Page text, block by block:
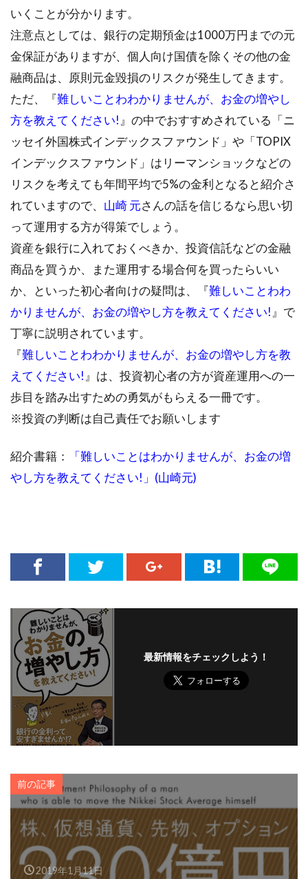
いくことが分かります。
注意点としては、銀行の定期預金は1000万円までの元
金保証がありますが、個人向け国債を除くその他の金
融商品は、原則元金毀損のリスクが発生してきます。
ただ、『難しいことわわかりませんが、お金の増やし
方を教えてください! 』の中でおすすめされている「ニ
ッセイ外国株式インデックスファウンド」や「TOPIX
インデックスファウンド」はリーマンショックなどの
リスクを考えても年間平均で5%の金利となると紹介さ
れていますので、 山崎 元さんの話を信じるなら思い切
って運用する方が得策でしょう。
資産を銀行に入れておくべきか、投資信託などの金融
商品を買うか、また運用する場合何を買ったらいい
か、といった初心者向けの疑問は、『難しいことわわ
かりませんが、お金の増やし方を教えてください! 』で
丁寧に説明されています。
『難しいことわわかりませんが、お金の増やし方を教
えてください! 』は、投資初心者の方が資産運用への一
歩目を踏み出すための勇気がもらえる一冊です。
※投資の判断は自己責任でお願いします
紹介書籍：
「難しいことはわかりませんが、お金の増
やし方を教えてください!」(山崎元)
最新情報をチェックしよう！
前の記事
2019年1月11日